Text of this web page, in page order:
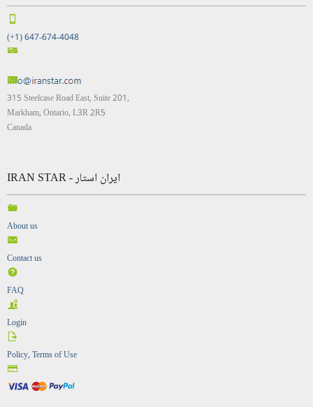
(+1) 647-674-4048
315 Steelcase Road East, Suite 201,
Markham, Ontario, L3R 2R5
Canada
IRAN STAR - ایران استار
About us
Contact us
FAQ
Login
Policy, Terms of Use